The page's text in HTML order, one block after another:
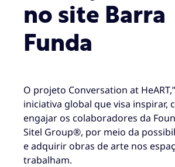
no site Barra
Funda
O projeto Conversation at
iniciativa global que visa inspirar,
engajar os colaboradores da
Sitel Group®, por meio da
e adquirir obras de arte nos
trabalham.